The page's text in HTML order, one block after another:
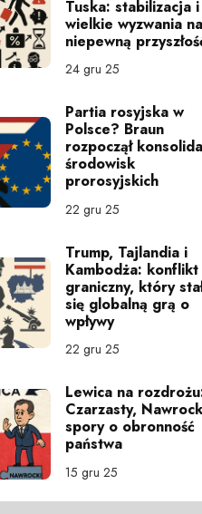
Tuska: stabilizacja i
wielkie wyzwania na
niepewną
24 gru 25
Partia rosyjska w
Polsce? Braun
rozpoczął
środowisk
prorosyjskich
22 gru 25
Trump, Tajlandia i
Kambodża: konflikt
graniczny, który
się globalną grą o
wpływy
22 gru 25
Lewica na
Czarzasty,
spory o obronność
państwa
15 gru 25